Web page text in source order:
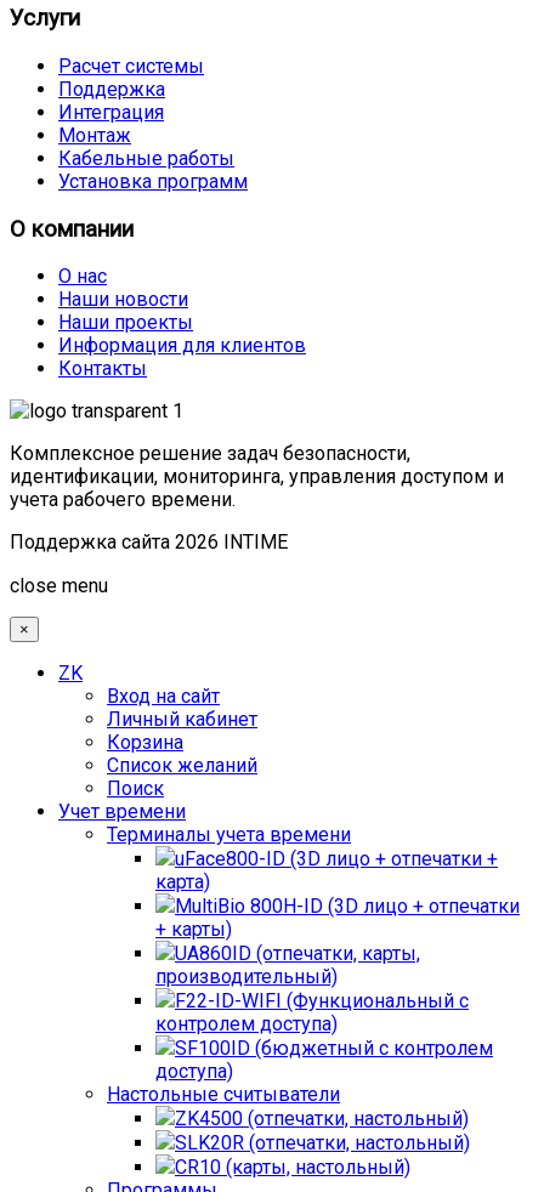
Услуги
Расчет системы
Поддержка
Интеграция
Монтаж
Кабельные работы
Установка программ
О компании
О нас
Наши новости
Наши проекты
Информация для клиентов
Контакты
Комплексное решение задач безопасности,
идентификации, мониторинга, управления доступом и
учета рабочего времени.
Поддержка сайта 2026 INTIME
close menu
×
ZK
Вход на сайт
Личный кабинет
Корзина
Список желаний
Поиск
Учет времени
Терминалы учета времени
uFace800-ID (3D лицо + отпечатки +
карта)
MultiBio 800H-ID (3D лицо + отпечатки
+ карты)
UA860ID (отпечатки, карты,
производительный)
F22-ID-WIFI (Функциональный с
контролем доступа)
SF100ID (бюджетный с контролем
доступа)
Настольные считыватели
ZK4500 (отпечатки, настольный)
SLK20R (отпечатки, настольный)
CR10 (карты, настольный)